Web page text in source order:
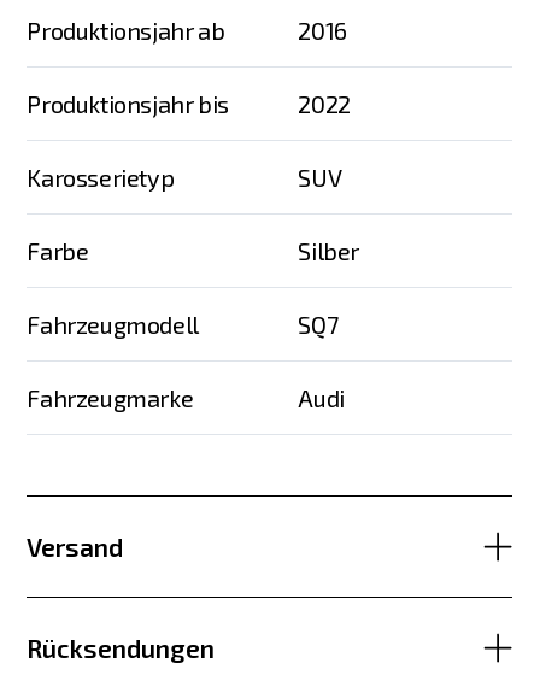
Produktionsjahr ab 2016
Produktionsjahr bis 2022
Karosserietyp SUV
Farbe Silber
Fahrzeugmodell SQ7
Fahrzeugmarke Audi
Versand
Rücksendungen